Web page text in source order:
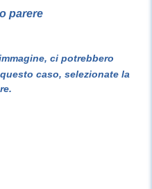
parere
ci potrebbero
caso, selezionate la